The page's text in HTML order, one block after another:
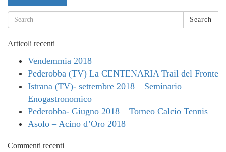
Search
Articoli recenti
Vendemmia 2018
Pederobba (TV) La CENTENARIA Trail del Fronte
Istrana (TV)- settembre 2018 – Seminario
Enogastronomico
Pederobba- Giugno 2018 – Torneo Calcio Tennis
Asolo – Acino d’Oro 2018
Commenti recenti